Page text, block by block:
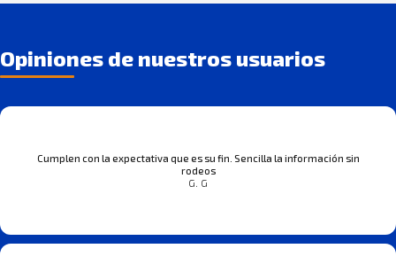
Opiniones de nuestros usuarios
Cumplen con la expectativa que es su fin. Sencilla la información sin
rodeos
G. G